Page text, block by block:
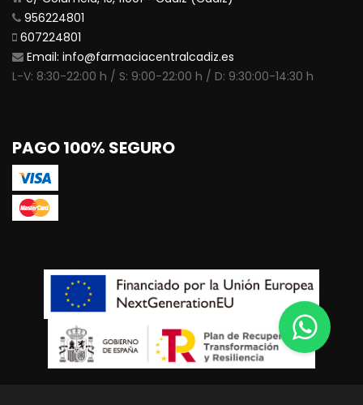
956224801
607224801
Email: info@farmaciacentralcadiz.es
L-V: 8:30-22:00 h / S: 9:00-22:00 h / D: 9:30:00-14:30 h
PAGO 100% SEGURO